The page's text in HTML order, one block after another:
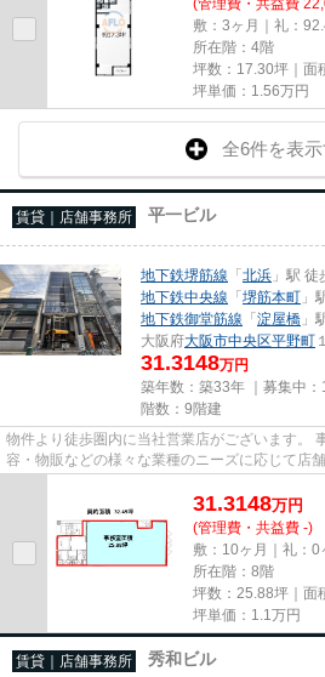
敷：3ヶ月｜礼：
所在階：4階
坪数：17.30坪｜面
坪単価： 1.56万円
全6件を表示
賃貸｜店舗事務所 平一ビル
地下鉄堺筋線 「北浜 」駅 徒
地下鉄中央線 「堺筋本町 」
地下鉄御堂筋線 「淀屋橋 」
大阪府大阪市中央区平野町
31.3148万円
築年数：築33年 ｜募集中：
階数：9階建
物件より徒歩圏内に当社営業店がございます。
容・物販などの様々な業種のニーズに応じて店
尚、弊社ではおとり広告は一切...
31.3148万円
(管理費・共益費 -)
敷：10ヶ月｜礼：0
所在階：8階
坪数：25.88坪｜面
坪単価： 1.1 万円
賃貸｜店舗事務所 秀和ビル